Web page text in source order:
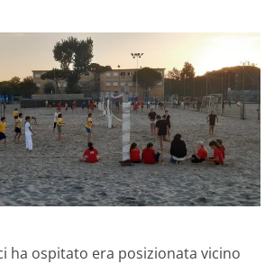
ha ospitato era posizionata vicino